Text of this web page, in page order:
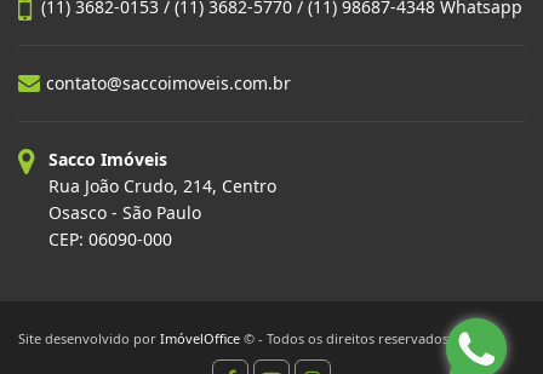
(11) 3682-0153 / (11) 3682-5770 / (11) 98687-4348 Whatsapp
contato@saccoimoveis.com.br
Sacco Imóveis
Rua João Crudo, 214, Centro
Osasco - São Paulo
CEP: 06090-000
Site desenvolvido por ImóvelOffice © - Todos os direitos reservados